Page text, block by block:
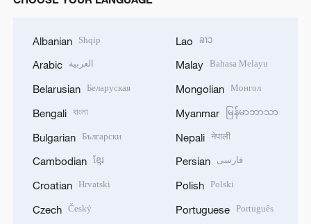
Albanian Shqip
Arabic العربية
Belarusian Беларуская
Bengali বাংলা
Bulgarian Български
Cambodian ខ្មែរ
Croatian Hrvatski
Czech Český
Lao ລາວ
Malay Bahasa Melayu
Mongolian Монгол
Myanmar မြန်မာဘာသာ
Nepali नेपाली
Persian فارسی
Polish Polski
Portuguese Português